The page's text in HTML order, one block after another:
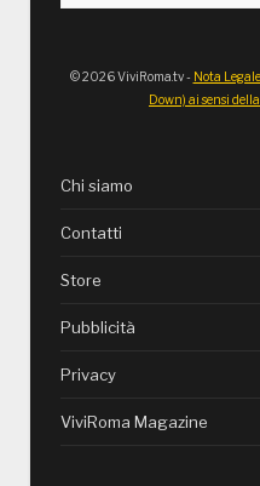
© 2026 ViviRoma.tv - Nota
Down) ai sensi
Chi siamo
Contatti
Store
Pubblicità
Privacy
ViviRoma Magazine